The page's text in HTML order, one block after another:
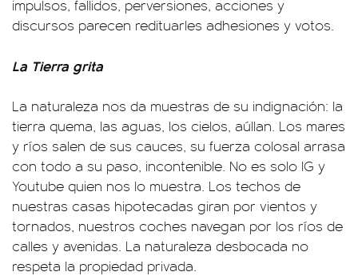
impulsos, fallidos, perversiones, acciones y
discursos parecen redituarles adhesiones y votos.
La Tierra grita
La naturaleza nos da muestras de su indignación: la
tierra quema, las aguas, los cielos, aúllan. Los mares
y ríos salen de sus cauces, su fuerza colosal arrasa
con todo a su paso, incontenible. No es solo IG y
Youtube quien nos lo muestra. Los techos de
nuestras casas hipotecadas giran por vientos y
tornados, nuestros coches navegan por los ríos de
calles y avenidas. La naturaleza desbocada no
respeta la propiedad privada.